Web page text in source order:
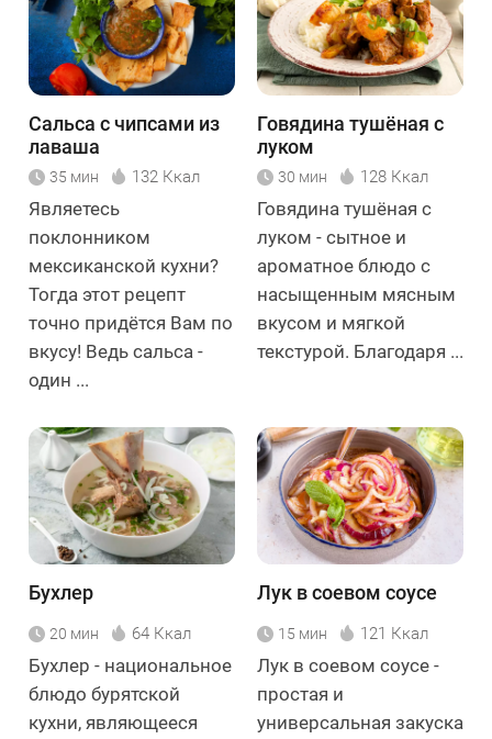
Сальса с чипсами из
лаваша
35 мин 132 Ккал
Являетесь
поклонником
мексиканской кухни?
Тогда этот рецепт
точно придётся Вам по
вкусу! Ведь сальса -
один ...
Говядина тушёная с
луком
30 мин 128 Ккал
Говядина тушёная с
луком - сытное и
ароматное блюдо с
насыщенным мясным
вкусом и мягкой
текстурой. Благодаря ...
Бухлер
20 мин 64 Ккал
Бухлер - национальное
блюдо бурятской
кухни, являющееся
Лук в соевом соусе
15 мин 121 Ккал
Лук в соевом соусе -
простая и
универсальная закуска